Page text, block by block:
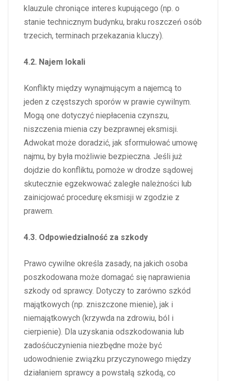
klauzule chroniące interes kupującego (np. o
stanie technicznym budynku, braku roszczeń osób
trzecich, terminach przekazania kluczy).
4.2. Najem lokali
Konflikty między wynajmującym a najemcą to
jeden z częstszych sporów w prawie cywilnym.
Mogą one dotyczyć niepłacenia czynszu,
niszczenia mienia czy bezprawnej eksmisji.
Adwokat może doradzić, jak sformułować umowę
najmu, by była możliwie bezpieczna. Jeśli już
dojdzie do konfliktu, pomoże w drodze sądowej
skutecznie egzekwować zaległe należności lub
zainicjować procedurę eksmisji w zgodzie z
prawem.
4.3. Odpowiedzialność za szkody
Prawo cywilne określa zasady, na jakich osoba
poszkodowana może domagać się naprawienia
szkody od sprawcy. Dotyczy to zarówno szkód
majątkowych (np. zniszczone mienie), jak i
niemajątkowych (krzywda na zdrowiu, ból i
cierpienie). Dla uzyskania odszkodowania lub
zadośćuczynienia niezbędne może być
udowodnienie związku przyczynowego między
działaniem sprawcy a powstałą szkodą, co